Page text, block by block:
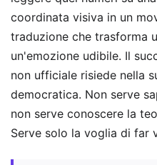
coordinata visiva in un
traduzione che trasforma
un'emozione udibile. Il
non ufficiale risiede nella
democratica. Non serve
non serve conoscere la
Serve solo la voglia di far